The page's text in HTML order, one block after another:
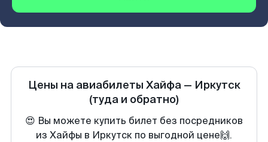
Цены на авиабилеты Хайфа— Иркутск
(туда и обратно)
😍 Вы можете купить билет без посредников
из Хайфы в Иркутск по выгодной цене🙌.